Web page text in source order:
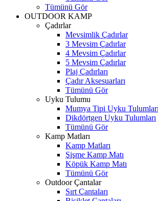
Tümünü Gör
OUTDOOR KAMP
Çadırlar
Mevsimlik Çadırlar
3 Mevsim Çadırlar
4 Mevsim Çadırlar
5 Mevsim Çadırlar
Plaj Çadırları
Çadır Aksesuarları
Tümünü Gör
Uyku Tulumu
Mumya Tipi Uyku Tulumları
Dikdörtgen Uyku Tulumları
Tümünü Gör
Kamp Matları
Kamp Matları
Şişme Kamp Matı
Köpük Kamp Matı
Tümünü Gör
Outdoor Çantalar
Sırt Çantaları